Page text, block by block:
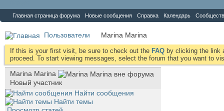
Главная страница форума Новые сообщения Справка Календарь
Пользователи Marina Marina
If this is your first visit, be sure to check out the FAQ by clicking the link
proceed. To start viewing messages, select the forum that you want to
Marina Marina
Новый участник
Найти сообщения
Найти темы